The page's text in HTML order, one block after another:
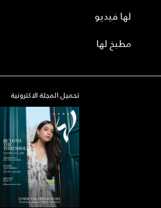
لها فيديو
مطبخ لها
تحميل المجلة الاكترونية